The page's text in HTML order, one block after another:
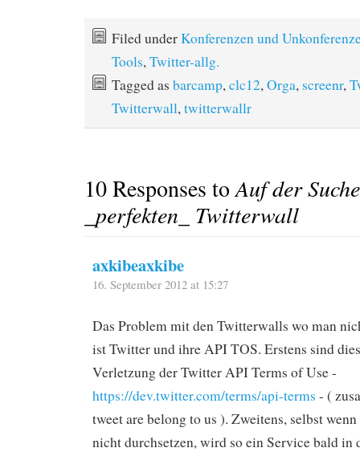
Filed underKonferenzen und
Tools,Twitter-allg.
Tagged as barcamp,clc12,Orga, screenr,
Twitterwall,twitterwallr
10 Responses toAuf der
_perfekten_ Twitterwall
axkibeaxkibe
16. September 2012 at 15:27
Das Problem mit den Twitterwalls wo man
ist Twitter und ihre API TOS. Erstens sind
Verletzung der Twitter API Terms of Use -
https://dev.twitter.com/terms/api-terms - (
tweet are belong to us ). Zweitens, selbst
nicht durchsetzen, wird so ein Service bald